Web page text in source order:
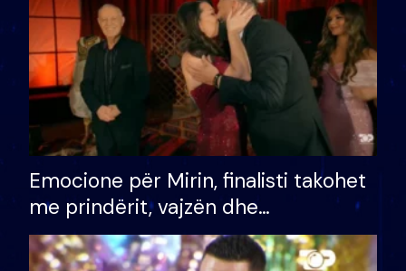
Emocione për Mirin, finalisti takohet
me prindërit, vajzën dhe
bashkëshorten: S’kemi ndonjë letër
divorci apo jo?